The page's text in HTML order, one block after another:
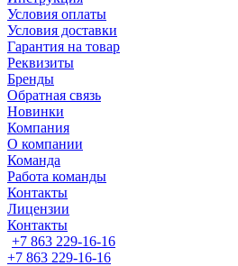
Условия оплаты
Условия доставки
Гарантия на товар
Реквизиты
Бренды
Обратная связь
Новинки
Компания
О компании
Команда
Работа команды
Контакты
Лицензии
Контакты
+7 863 229-16-16
+7 863 229-16-16